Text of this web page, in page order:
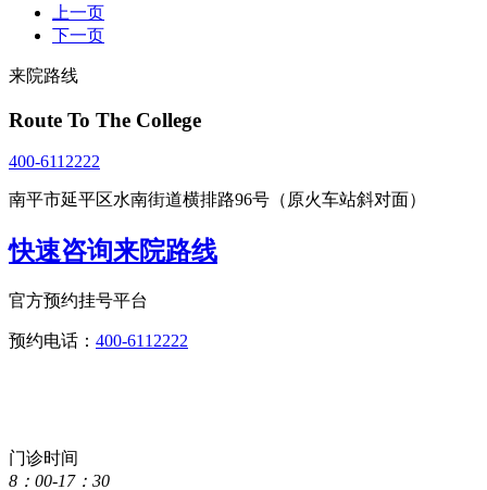
上一页
下一页
来院路线
Route To The College
400-6112222
南平市延平区水南街道横排路96号（原火车站斜对面）
快速咨询来院路线
官方预约挂号平台
预约电话： 400-6112222
门诊时间
8：00-17：30